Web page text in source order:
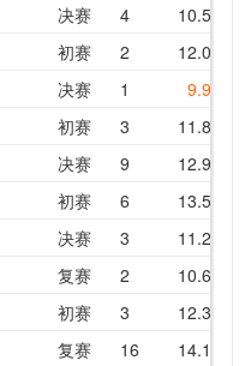
决赛 4 10.51
初赛
2 12.09
决赛 1 9.94
初赛
3 11.80
决赛 9 12.94
初赛
6 13.52
决赛 3 11.26
复赛
2 10.68
初赛
3 12.36
复赛 16 14.13